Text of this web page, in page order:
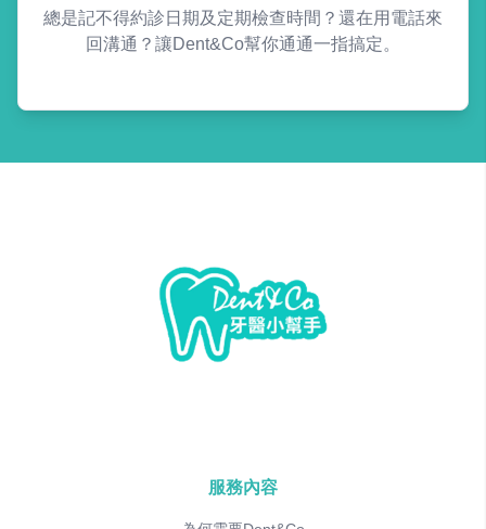
總是記不得約診日期及定期檢查時間？還在用電話來
回溝通？讓Dent&Co幫你通通一指搞定。
服務內容